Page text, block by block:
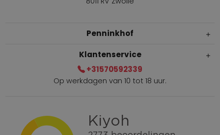
Penninkhof
Gratis verzending vanaf € 100,=
Klantenservice
+31570592339
Op werkdagen van 10 tot 18 uur.